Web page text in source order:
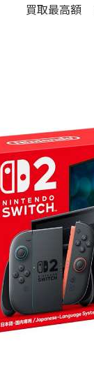
買取最高額